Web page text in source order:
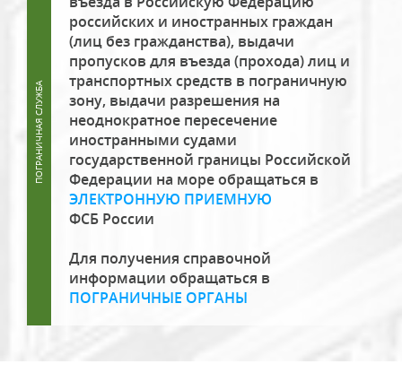
российских и иностранных граждан
(лиц без гражданства), выдачи
пропусков для въезда (прохода) лиц и
транспортных средств в пограничную
зону, выдачи разрешения на
неоднократное пересечение
иностранными судами
государственной границы Российской
Федерации на море обращаться в
ЭЛЕКТРОННУЮ ПРИЕМНУЮ
ФСБ России
Для получения справочной
информации обращаться в
ПОГРАНИЧНЫЕ ОРГАНЫ